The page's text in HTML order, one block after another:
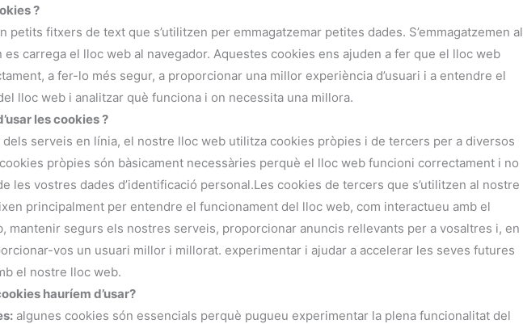
?
petits fitxers de text que s’utilitzen per emmagatzemar petites dades. S’emmagatzemen al
es carrega el lloc web al navegador. Aquestes cookies ens ajuden a fer que el lloc web
a fer-lo més segur, a proporcionar una millor experiència d’usuari i a entendre el
lloc web i analitzar què funciona i on necessita una millora.
les cookies ?
dels serveis en línia, el nostre lloc web utilitza cookies pròpies i de tercers per a diversos
pròpies són bàsicament necessàries perquè el lloc web funcioni correctament i no
les vostres dades d’identificació personal.Les cookies de tercers que s’utilitzen al nostre
principalment per entendre el funcionament del lloc web, com interactueu amb el
mantenir segurs els nostres serveis, proporcionar anuncis rellevants per a vosaltres i, en
vos un usuari millor i millorat. experimentar i ajudar a accelerar les seves futures
el nostre lloc web.
hauríem d’usar?
algunes cookies són essencials perquè pugueu experimentar la plena funcionalitat del